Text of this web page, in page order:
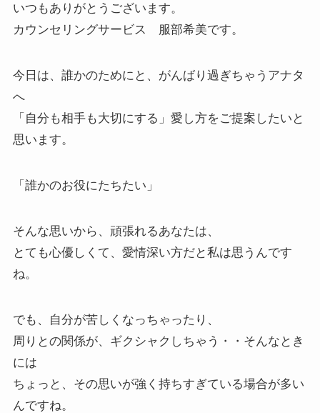
いつもありがとうございます。
カウンセリングサービス 服部希美です。
今日は、誰かのためにと、がんばり過ぎちゃうアナタ
へ
「自分も相手も大切にする」愛し方をご提案したいと
思います。
「誰かのお役にたちたい」
そんな思いから、頑張れるあなたは、
とても心優しくて、愛情深い方だと私は思うんです
ね。
でも、自分が苦しくなっちゃったり、
周りとの関係が、ギクシャクしちゃう・・そんなとき
には
ちょっと、その思いが強く持ちすぎている場合が多い
んですね。